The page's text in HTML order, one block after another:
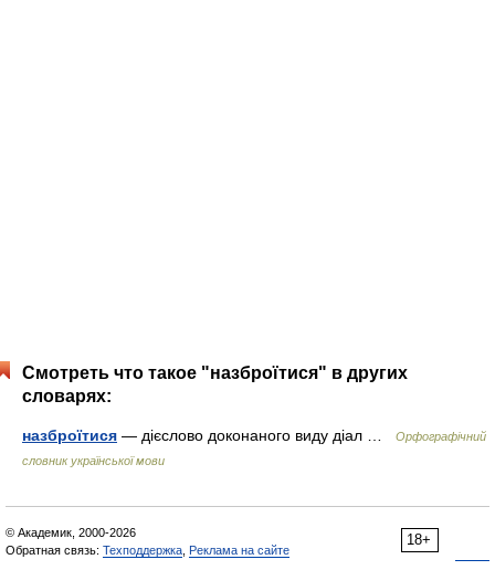
Смотреть что такое "назброїтися" в других
словарях:
назброїтися — дієслово доконаного виду діал …
Орфографічний
словник української мови
18+
© Академик, 2000-2026
Обратная связь: Техподдержка Реклама на сайте